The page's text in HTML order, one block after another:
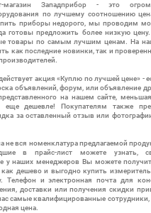
магазин Западприбор - это
по лучшему соотношению
приборы недорого, мы проводим
готовы предложить более низкую
товары по самым лучшим ценам. На
как последние новинки, так и
акция «Куплю по лучшей цене» -
объявлений, форум, или объявление
на нашем сайте,
дешевле! Покупателям также
за оставленный отзыв или
не вся номенклатура предлагаемой
в прайс-лист можете узнать,
у наших менеджеров Вы можете
дешево и выгодно купить
Телефон и электронная почта для
доставки или получения скидки
самые квалифицированные сотрудники,
цена.